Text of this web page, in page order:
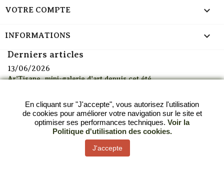
VOTRE COMPTE 
INFORMATIONS keyboard_arrow_down
Derniers articles
13/06/2026
Ar'Tisane, mini-galerie d'art depuis cet été
Alerte canicule : découvrez mes thés glacés à emporter à
Strasbourg
05/11/2025
Les calendriers de l’Avent 2025 sont arrivés chez Ar’Tisane
En cliquant sur "J'accepte", vous autorisez l'utilisation
de cookies pour améliorer votre navigation sur le site et
optimiser ses performances techniques. Voir la
Politique d'utilisation des cookies.
J'accepte